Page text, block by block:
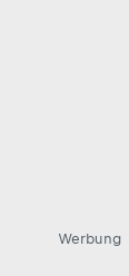
Werbung